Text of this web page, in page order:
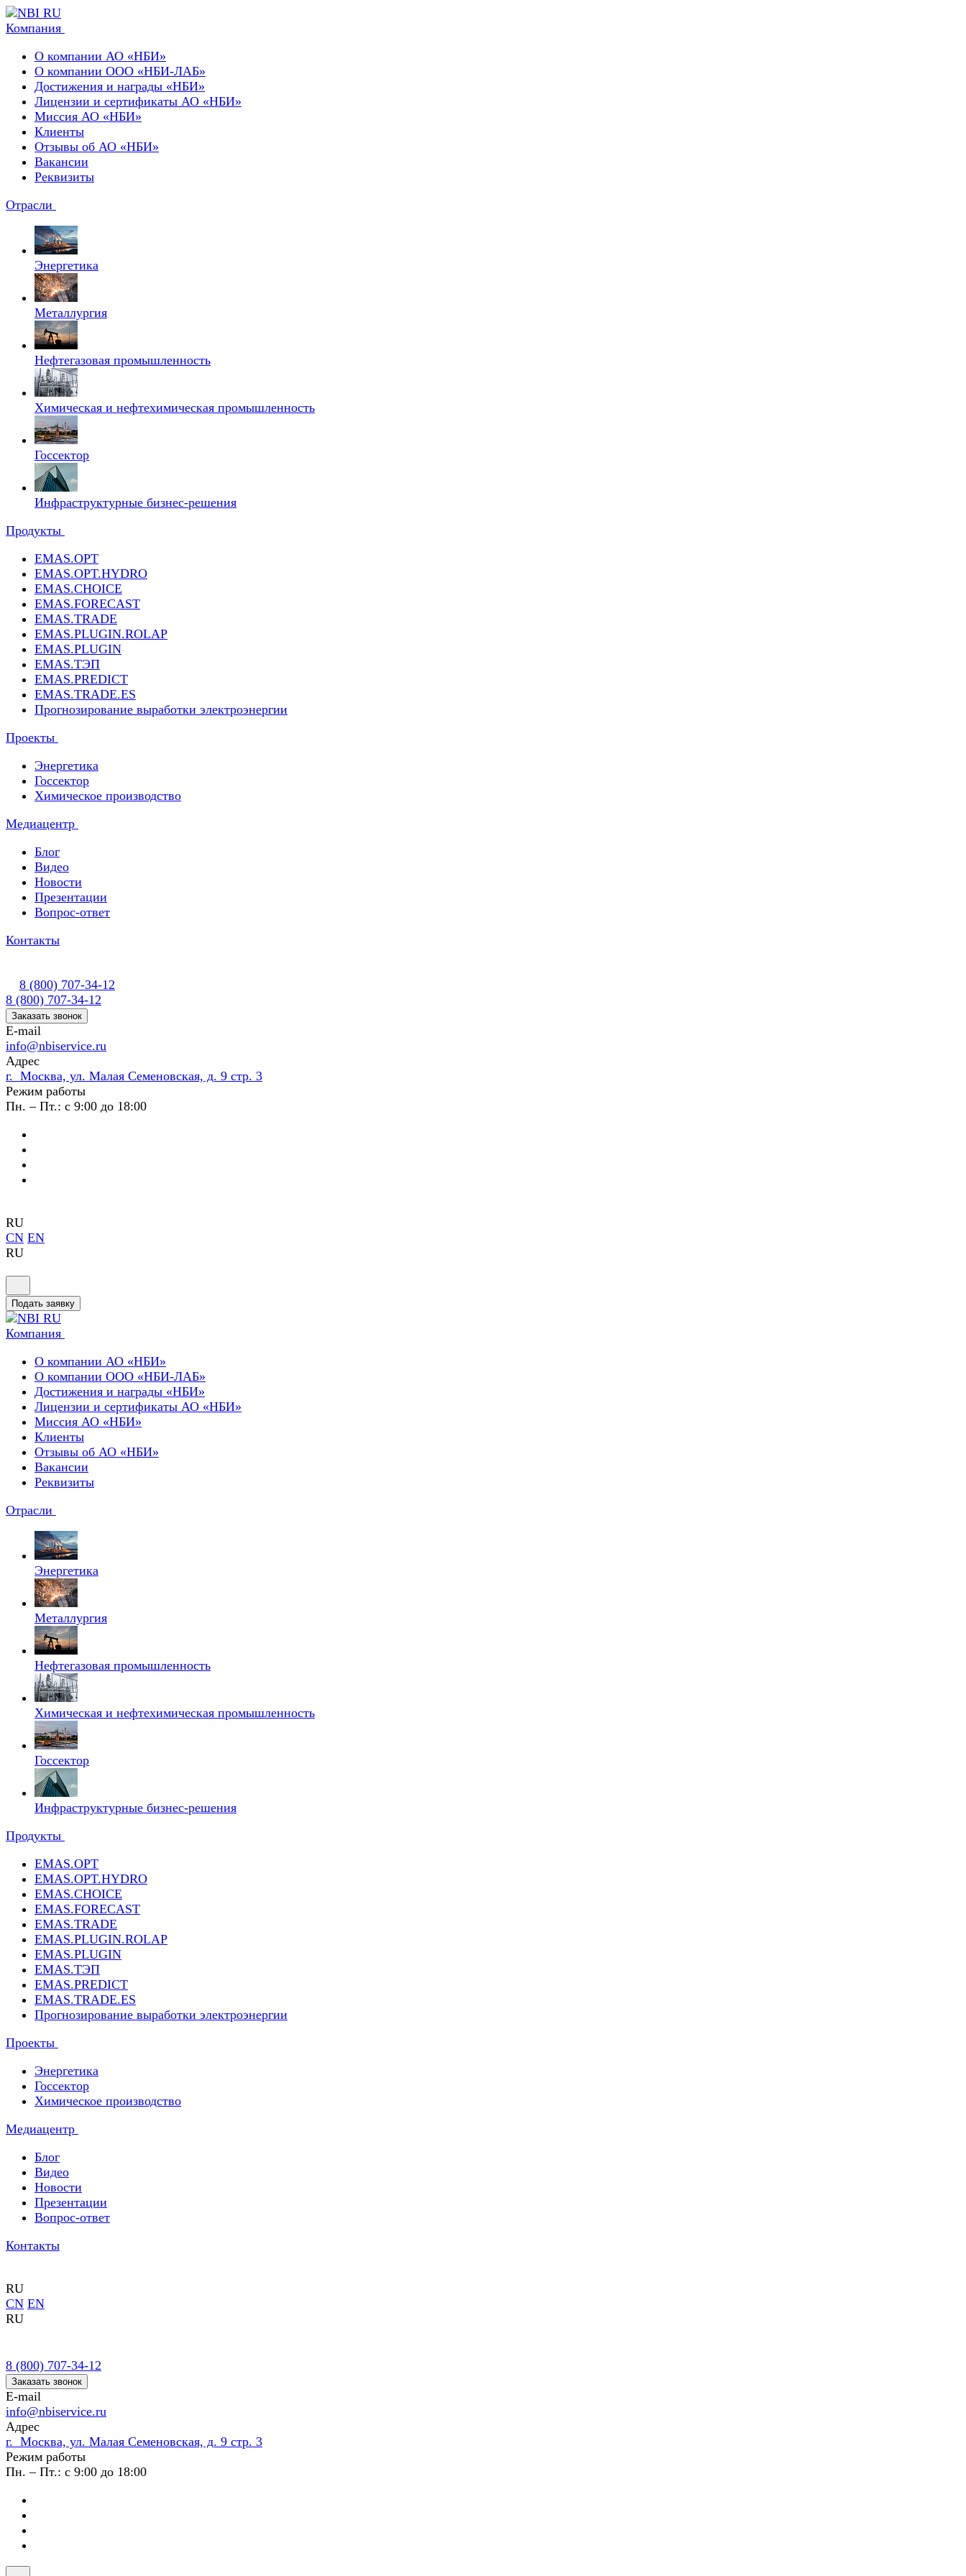
Компания
О компании АО «НБИ»
О компании ООО «НБИ-ЛАБ»
Достижения и награды «НБИ»
Лицензии и сертификаты АО «НБИ»
Миссия АО «НБИ»
Клиенты
Отзывы об АО «НБИ»
Вакансии
Реквизиты
Отрасли
Энергетика
Металлургия
Нефтегазовая промышленность
Химическая и нефтехимическая промышленность
Госсектор
Инфраструктурные бизнес-решения
Продукты
EMAS.OPT
EMAS.OPT.HYDRO
EMAS.CHOICE
EMAS.FORECAST
EMAS.TRADE
EMAS.PLUGIN.ROLAP
EMAS.PLUGIN
EMAS.ТЭП
EMAS.PREDICT
EMAS.TRADE.ES
Прогнозирование выработки электроэнергии
Проекты
Энергетика
Госсектор
Химическое производство
Медиацентр
Блог
Видео
Новости
Презентации
Вопрос-ответ
Контакты
8 (800) 707-34-12
8 (800) 707-34-12
Заказать звонок
E-mail
info@nbiservice.ru
Адрес
г. Москва, ул. Малая Семеновская, д. 9 стр. 3
Режим работы
Пн. – Пт.: с 9:00 до 18:00
RU
CN EN
RU
Подать заявку
Компания
О компании АО «НБИ»
О компании ООО «НБИ-ЛАБ»
Достижения и награды «НБИ»
Лицензии и сертификаты АО «НБИ»
Миссия АО «НБИ»
Клиенты
Отзывы об АО «НБИ»
Вакансии
Реквизиты
Отрасли
Энергетика
Металлургия
Нефтегазовая промышленность
Химическая и нефтехимическая промышленность
Госсектор
Инфраструктурные бизнес-решения
Продукты
EMAS.OPT
EMAS.OPT.HYDRO
EMAS.CHOICE
EMAS.FORECAST
EMAS.TRADE
EMAS.PLUGIN.ROLAP
EMAS.PLUGIN
EMAS.ТЭП
EMAS.PREDICT
EMAS.TRADE.ES
Прогнозирование выработки электроэнергии
Проекты
Энергетика
Госсектор
Химическое производство
Медиацентр
Блог
Видео
Новости
Презентации
Вопрос-ответ
Контакты
RU
CN EN
RU
8 (800) 707-34-12
Заказать звонок
E-mail
info@nbiservice.ru
Адрес
г. Москва, ул. Малая Семеновская, д. 9 стр. 3
Режим работы
Пн. – Пт.: с 9:00 до 18:00